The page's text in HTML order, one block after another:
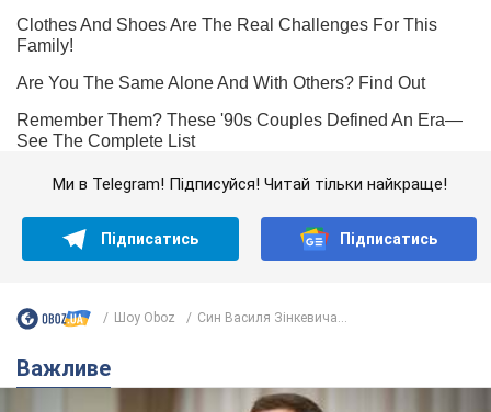
Ми в Telegram! Підписуйся! Читай тільки найкраще!
Підписатись Підписатись
Шоу Oboz Син Василя Зінкевича...
Важливе